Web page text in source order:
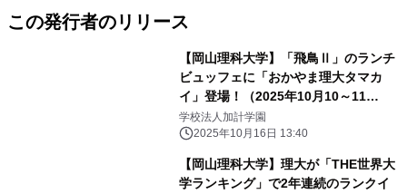
この発行者のリリース
【岡山理科大学】「飛鳥Ⅱ」のランチ
ビュッフェに「おかやま理大タマカ
イ」登場！（2025年10月10～11
日） 大阪・関西万博のフォーラムイ
ベント
学校法人加計学園
2025年10月16日 13:40
【岡山理科大学】理大が「THE世界大
学ランキング」で2年連続のランクイ